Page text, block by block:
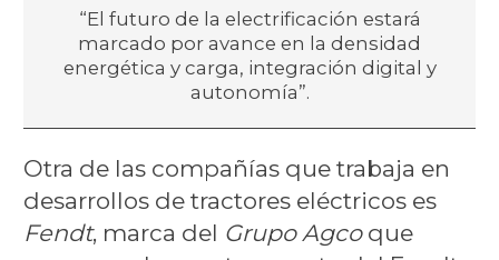
“El futuro de la electrificación estará
marcado por avance en la densidad
energética y carga, integración digital y
autonomía”.
Otra de las compañías que trabaja en
desarrollos de tractores eléctricos es
Fendt, marca del Grupo Agcoque